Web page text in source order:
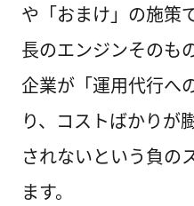
や「おまけ」の施策
長のエンジンそのも
企業が「運用代行へ
り、コストばかりが
されないという負の
ます。